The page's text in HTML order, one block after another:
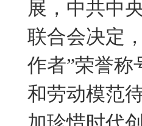
展，中共中
联合会决定
作者”荣誉称
和劳动模范